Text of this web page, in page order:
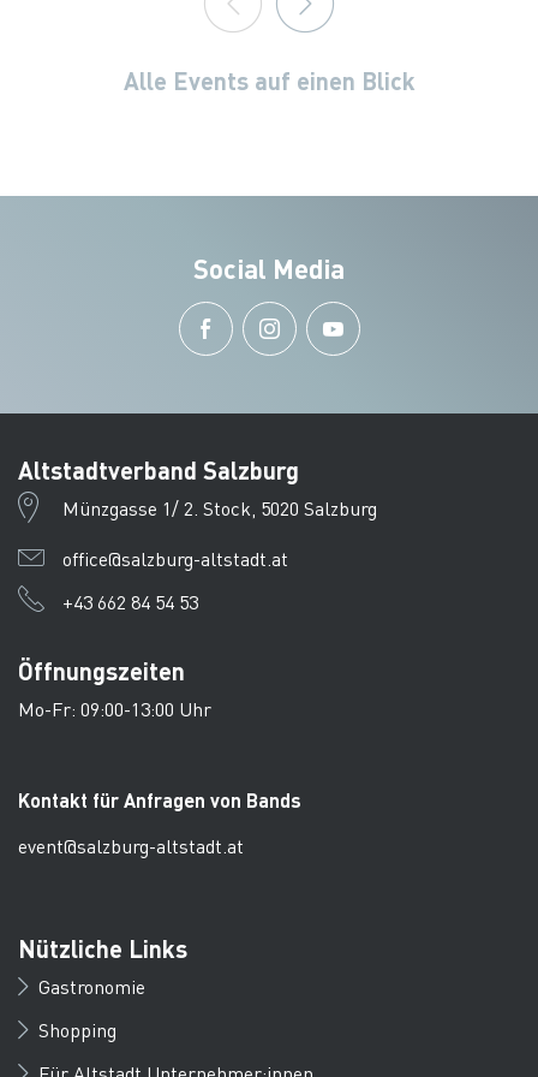
Alle Events auf einen Blick
Social Media
Altstadtverband Salzburg
Münzgasse 1/ 2. Stock, 5020 Salzburg
office@salzburg-altstadt.at
+43 662 84 54 53
Öffnungszeiten
Mo-Fr: 09:00-13:00 Uhr
Kontakt für Anfragen von Bands
event@salzburg-altstadt.at
Nützliche Links
Gastronomie
Shopping